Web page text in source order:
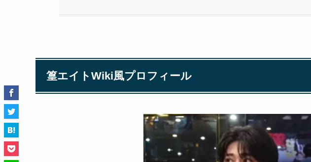
篁エイトWiki風プロフィール